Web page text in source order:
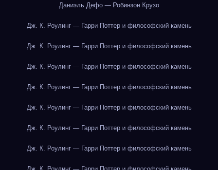
Даниэль Дефо — Робинзон Крузо
Дж. К. Роулинг — Гарри Поттер и философский камень
Дж. К. Роулинг — Гарри Поттер и философский камень
Дж. К. Роулинг — Гарри Поттер и философский камень
Дж. К. Роулинг — Гарри Поттер и философский камень
Дж. К. Роулинг — Гарри Поттер и философский камень
Дж. К. Роулинг — Гарри Поттер и философский камень
Дж. К. Роулинг — Гарри Поттер и философский камень